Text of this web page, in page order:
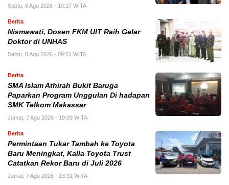
Sabtu, 8 Agu 2026 - 10:17 WITA
Berita
Nismawati, Dosen FKM UIT Raih Gelar
Doktor di UNHAS
Sabtu, 8 Agu 2026 - 09:51 WITA
Berita
SMA Islam Athirah Bukit Baruga
Paparkan Program Unggulan Di hadapan
SMK Telkom Makassar
Jumat, 7 Agu 2026 - 19:09 WITA
Berita
Permintaan Tukar Tambah ke Toyota
Baru Meningkat, Kalla Toyota Trust
Catatkan Rekor Baru di Juli 2026
Jumat, 7 Agu 2026 - 13:31 WITA